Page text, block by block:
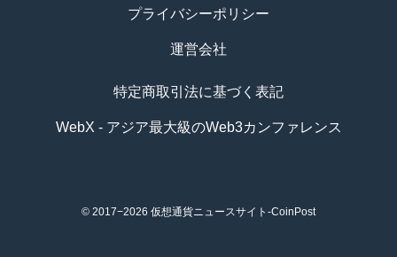
プライバシーポリシー
運営会社
特定商取引法に基づく表記
WebX - アジア最大級のWeb3カンファレンス
© 2017−2026 仮想通貨ニュースサイト-CoinPost